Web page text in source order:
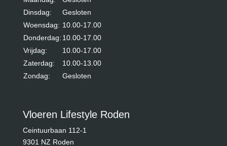
Dinsdag:
Gesloten
Woensdag: 10.00-17.00
Donderdag: 10.00-17.00
Vrijdag:
10.00-17.00
Zaterdag:
10.00-13.00
Zondag:
Gesloten
Vloeren Lifestyle Roden
Ceintuurbaan 112-1
9301 NZ Roden